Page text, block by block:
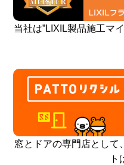
当社は”LIXIL製品施工マ
窓とドアの専門店として
ト